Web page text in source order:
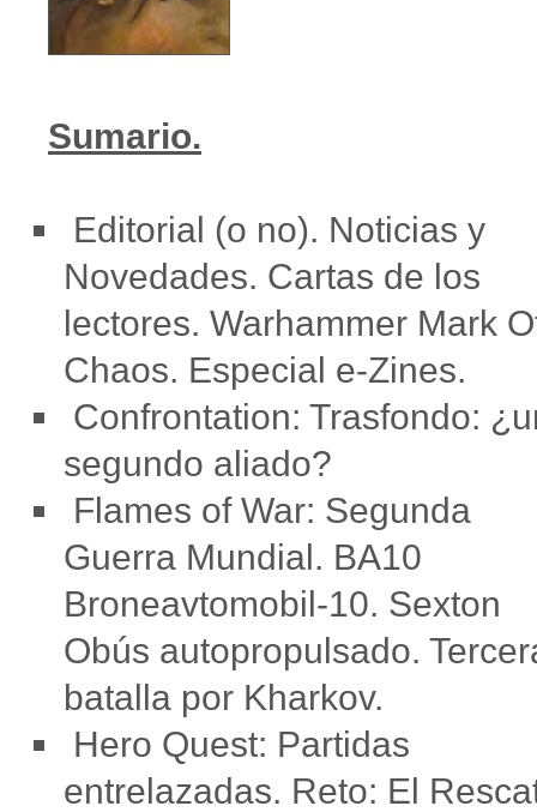
Sumario.
Editorial (o no). Noticias y
Novedades. Cartas de los
lectores. Warhammer Mark
Chaos. Especial e-Zines.
Confrontation: Trasfondo:
segundo aliado?
Flames of War: Segunda
Guerra Mundial. BA10
Broneavtomobil-10. Sexton
Obús autopropulsado.
batalla por Kharkov.
Hero Quest: Partidas
entrelazadas. Reto: El